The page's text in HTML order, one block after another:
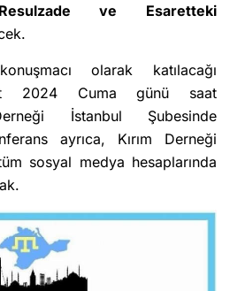
ve Esaretteki
olarak katılacağı
2024 Cuma günü saat
İstanbul Şubesinde
ayrıca, Kırım Derneği
sosyal medya hesaplarında